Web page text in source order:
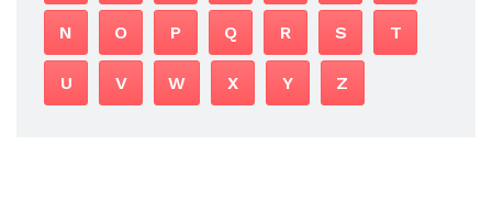
N O P Q R S T
U V W X Y Z